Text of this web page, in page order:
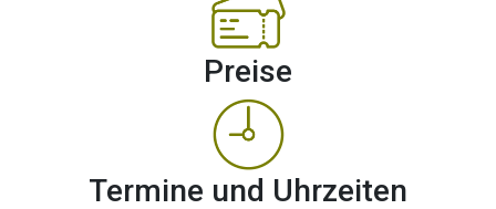
Preise
Termine und Uhrzeiten